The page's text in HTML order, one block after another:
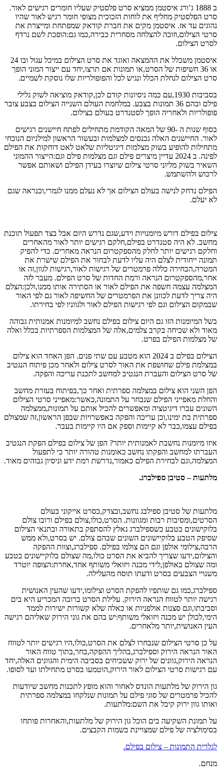
ב 1888 ג’ורג איסטמן ממציא סרט פלסטיק שעליו חומרים רגישים לאור.
סרט הפלסטיק מחליף את לוחות הזכוכית מצופי חומר רגיש לאור שהיו
נהוגים עד אז. איסטמן מקים את חברת קודאק שמפתחת ומייצרת את
סרטי הצילום,וזוכה להצלחה מסחרית כבירה,כמו גם:הופכת לשם נרדף
לסרט הצילום.
איסטמן משכלל את ההמצאה ואוגד את סרט הצילום במיכל עגול ובו 24
או 36 חשיפות של הסרט,או תמונות אם תרצו,יחד עם ייצור המוני הופך
סרט הצילום לנחלת הכלל ונגיש לכל והפופולריות שלו נוסקת לשמיים.
בסביבות 1930,עם כמה ניסיונות קודם לכן,קודאק מוציאה לשוק גלילי
פילם ובהם 36 תמונות בצבע. במלחמת העולם השנייה הצילום בצבע צובר
פופולריות ולאחריה הופך לסטנדרט בעולם בצילום.
בסוף שנות ה -90 של המאה הקודמת מתחילים לפתח חיישנים רגישים
לאור. החיישנים האלה נכנסים למצלמות ובעשור הראשון למילניום הנוכחי
מתחילות להופיע בשוק מצלמות דיגיטליות שלאט לאט דוחקות את הפילם
לפינה. ב 2024 עדיין מיצרים פילם וגם מצלמות פילם וגם:הייצור ההמוני
השאיר בשוק מליוני סרטי צילום שיוצרו בעידן הפילם ושאותם אפשר
לרכוש ולהשתמש.
הפילם נדחק לנישה בעולם הצילום אך לא נעלם ממנו לגמרי,וכנראה שגם
לא יעלם.
צילום בפילם דורש מיומנויות וידע,שגם נדרש היום אבל בצד תפעול תוכנת
מחשב. לא היה סטנדרט בפילם,חלקם רגישים יותר לאור מהאחרים
וחלקם רגישים יותר לחלק מהספקטרום הנראה מאחרים. כדי להפיק
תמונה ייחודית לצלם היה עליו לדעת לבחור את הפילם שישרת את
המטרה,הבחירה כללה פרמטרים של רגישות לאור,רגישות לגוון,זה או
אחר,מהספקטרום הנראה ורמת החדות של סרט הפילם. מעבר לזה
המצלמה עצמה חשפה את הפילם לאור או הסתירה אותו ממנו,ולכן:הצלם
היה צריך לדעת לכוונן את הפרמטרים של החשיפה לאור גם לפי האור
שבמקום הצילום וגם לפי רגישות הפילם לאור ולגווניו לפי בחירתו.
בשל המיומנות הזו גם היום צילום בפילם נחשב למיומנות אמנותית גבוהה
מאוד ולא שכיחה בקרב צלמים,אלה של המצלמות הספרתיות בכלל ואלה
של מצלמות הפילם בפרט.
הצילום בפילם ב 2024 הוא מטבע עם שתי פנים. הפן האחד הוא צילום
במצלמת פילם שחושפת את האור לסרט צילום ולאחר מכן פיתוח הנגטיב
של סרט הצילום והעברת הנגטיב למחשב לתכנת עריכה והפקה.
הפן השני הוא צילום במצלמה ספרתית ואחר כך,בפיתוח בעזרת מחשב
והחלת מאפייני הפילם שנבחר על התמונה,כאשר:מאפייני סרטי הצילום
השונים עברו דיגיטציה ומאפשרים להכיל אותם על תמונות,ממצלמה
ספרתית בת ימינו,וכן עריכה והפקה באפשרויות שבפן הראשון,זה שמצולם
בפילם עצמו,כבר לא קיימות וספק אם היו קיימות בעבר.
איזו מיומנות נחשבת לאמנותית יותר? הפן של צילום בפילם הפקת הנגטיב
העברתו למחשב והפקתו נחשב כאומנות טהורה יותר כי לתפעול
המצלמה,וגם לבחירת הפילם כאמור,נדרשת רמת ידע וניסיון גבוהים מאוד.
מלתעות – סטיבן ספילברג.
מלתעות של סטיבן ספילבג נחשב,ובצדק,כסרט אייקוני בעולם
הסרטים,ומסיבות רבות ומגוונות. הסרט,כולו,צולם בפילם ורובו צולם
בלוקישונים בטבע כשספילברג נאלץ להסתפק בתאורה ובתנאי הצילום
שסיפק הטבע בלוקיישונים השונים שבהם צולם. יש בסרט,ולא ממש
הרבה,צילומי אולפן וגם הם צולמו בפילם. ספילברג,וצוות ההפקה
והצילום,ידעו שצריך להביא את הסרט כולו,מה שצולם בלוקיישונים בטבע
ומה שצולם באולפן,לידי מכנה ויזואלי משותף אחד,אחרת:הצופה יוטרד
משנויי הצבעים בסרט ודעתו תוסח מהעלילה.
ספילברג,כמו גם שותפיו להפקת הסרט וצילומו,ידעו שהעין האנושית
רגישה יותר לטווח הנראה הירוק. עלילת הסרט ברובה המכריע היא בים
וסביבתו,וגם סצנות אולפניות או כאלה שלא קשורות ישירות לממד
הימי,לכולן יש מכנה ויזואלי משותף:יש בהם את גוני הירוק שאליהם רגישה
העין האנושית,יותר מלאחרים.
על כן סרטי הצילום שנבחרו לצלם את הסרט,כולו,היו רגישים יותר לטווח
האור הנראה הירוק וספילברג,בהליך ההפקה,בחר,בתוך טווח האור
הנראה הירוק,גוונים של ירוק ששכיחים בסביבה הימית והגוונים האלה,יחד
עם רגישות סרטי הצילום לאור הירוק,הוטמעו בסרט מתחילתו ועד לסופו.
גון הירוק של מלתעות הונדס לאחור והוא מופץ לתכנות מחשב שיודעות
להכיל פרמטרים של סוגי פילם על תמונות שנלקחו במצלמה ספרתית
ואותו גוון ירוק קיבל את השם:מלתעות.
על תמונת השקיעה בים הוכל גון הירוק של מלתעות,והאחרות פותחו
בסימולציה של פילם שמצויינת בשמות הקבצים.
לגלרית התמונות – צילום בפילם.
מנחם.